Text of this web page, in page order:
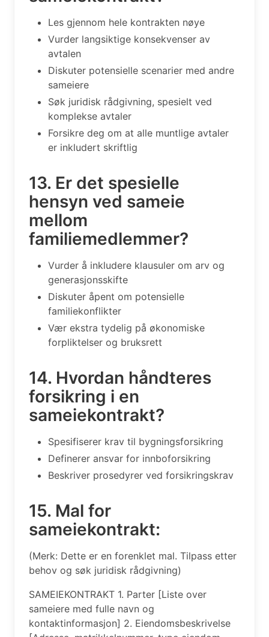
Les gjennom hele kontrakten nøye
Vurder langsiktige konsekvenser av
avtalen
Diskuter potensielle scenarier med andre
sameiere
Søk juridisk rådgivning, spesielt ved
komplekse avtaler
Forsikre deg om at alle muntlige avtaler
er inkludert skriftlig
13. Er det spesielle
hensyn ved sameie
mellom
familiemedlemmer?
Vurder å inkludere klausuler om arv og
generasjonsskifte
Diskuter åpent om potensielle
familiekonflikter
Vær ekstra tydelig på økonomiske
forpliktelser og bruksrett
14. Hvordan håndteres
forsikring i en
sameiekontrakt?
Spesifiserer krav til bygningsforsikring
Definerer ansvar for innboforsikring
Beskriver prosedyrer ved forsikringskrav
15. Mal for
sameiekontrakt:
(Merk: Dette er en forenklet mal. Tilpass etter
behov og søk juridisk rådgivning)
SAMEIEKONTRAKT 1. Parter [Liste over
sameiere med fulle navn og
kontaktinformasjon] 2. Eiendomsbeskrivelse